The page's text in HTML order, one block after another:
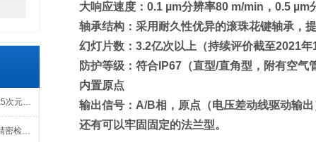
告别手动误差：大量程全自动2.5次元测量机如何实现高效精密质检？
尼康NEXIV全自动3D测量仪在精密检测中的应用
大响应速度：0.1 µm分辨率80 m/min，0.5 µm
轴承结构：采用耐久性优异的滚珠花键轴承，
幻灯片数：3.2亿次以上（持续评价截至2021年1
防护等级：符合IP67（直型/直角型，附有空气
内置原点
输出信号：A/B相，原点（电压差动线驱动输出
还有可以牢固固定的法兰型。